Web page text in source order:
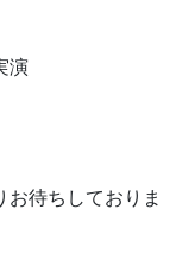
演
待ちしておりま